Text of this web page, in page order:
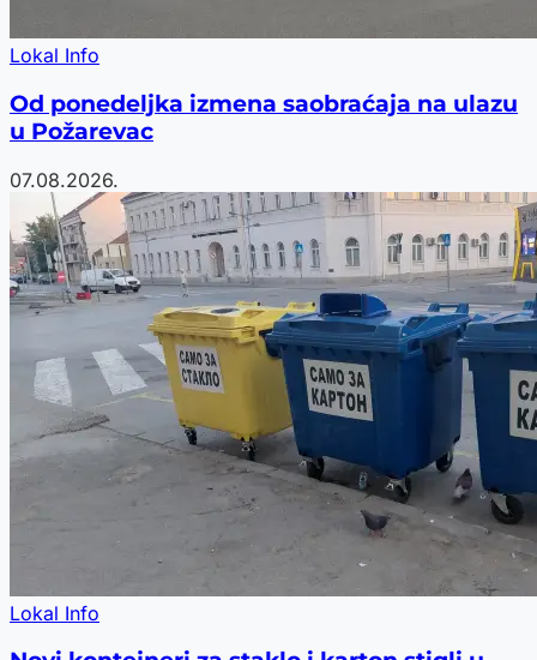
Lokal Info
Od ponedeljka izmena saobraćaja na ulazu
u Požarevac
07.08.2026.
Lokal Info